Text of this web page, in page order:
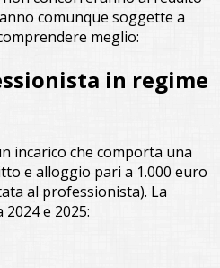
comunque soggette a
meglio:
in regime
incarico che comporta una
e alloggio pari a 1.000 euro
al professionista). La
e 2025: